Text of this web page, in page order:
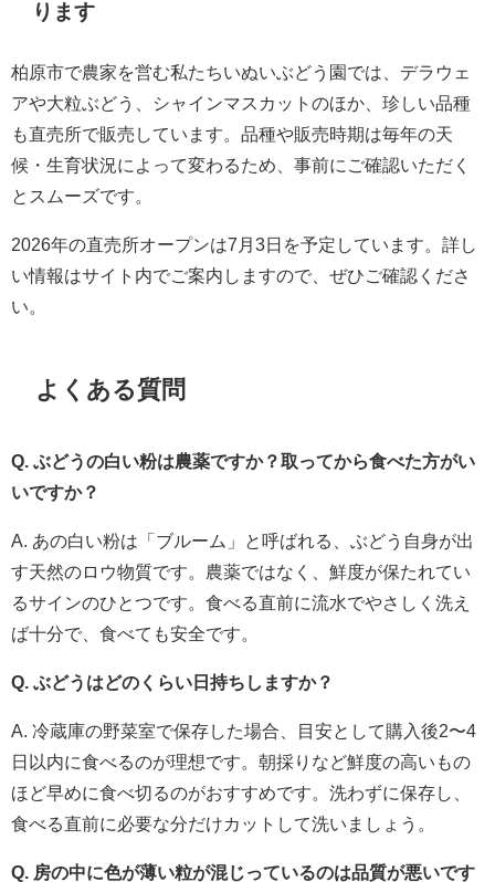
ります
柏原市で農家を営む私たちいぬいぶどう園では、デラウェ
アや大粒ぶどう、シャインマスカットのほか、珍しい品種
も直売所で販売しています。品種や販売時期は毎年の天
候・生育状況によって変わるため、事前にご確認いただく
とスムーズです。
2026年の直売所オープンは7月3日を予定しています。詳し
い情報はサイト内でご案内しますので、ぜひご確認くださ
い。
よくある質問
Q. ぶどうの白い粉は農薬ですか？取ってから食べた方がい
いですか？
A. あの白い粉は「ブルーム」と呼ばれる、ぶどう自身が出
す天然のロウ物質です。農薬ではなく、鮮度が保たれてい
るサインのひとつです。食べる直前に流水でやさしく洗え
ば十分で、食べても安全です。
Q. ぶどうはどのくらい日持ちしますか？
A. 冷蔵庫の野菜室で保存した場合、目安として購入後2〜4
日以内に食べるのが理想です。朝採りなど鮮度の高いもの
ほど早めに食べ切るのがおすすめです。洗わずに保存し、
食べる直前に必要な分だけカットして洗いましょう。
Q. 房の中に色が薄い粒が混じっているのは品質が悪いです